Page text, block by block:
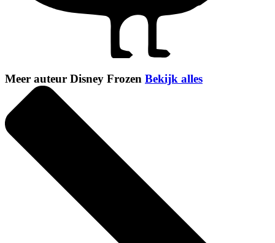
Meer auteur Disney Frozen Bekijk alles